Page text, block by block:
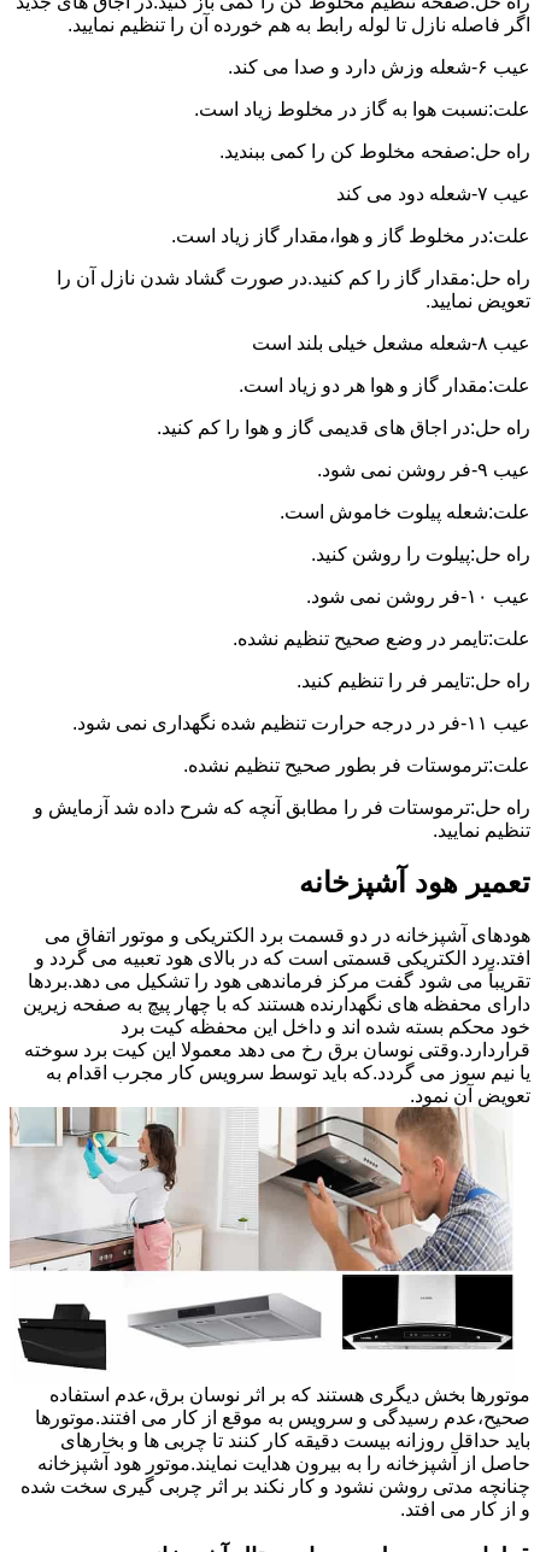
اگر فاصله نازل تا لوله رابط به هم خورده آن را تنظیم نمایید.
عیب ۶-شعله وزش دارد و صدا می کند.
علت:نسبت هوا به گاز در مخلوط زیاد است.
راه حل:صفحه مخلوط کن را کمی ببندید.
عیب ۷-شعله دود می کند
علت:در مخلوط گاز و هوا،مقدار گاز زیاد است.
راه حل:مقدار گاز را کم کنید.در صورت گشاد شدن نازل آن را
تعویض نمایید.
عیب ۸-شعله مشعل خیلی بلند است
علت:مقدار گاز و هوا هر دو زیاد است.
راه حل:در اجاق های قدیمی گاز و هوا را کم کنید.
عیب ۹-فر روشن نمی شود.
علت:شعله پیلوت خاموش است.
راه حل:پیلوت را روشن کنید.
عیب ۱۰-فر روشن نمی شود.
علت:تایمر در وضع صحیح تنظیم نشده.
راه حل:تایمر فر را تنظیم کنید.
عیب ۱۱-فر در درجه حرارت تنظیم شده نگهداری نمی شود.
علت:ترموستات فر بطور صحیح تنظیم نشده.
راه حل:ترموستات فر را مطابق آنچه که شرح داده شد آزمایش و
تنظیم نمایید.
تعمیر هود آشپزخانه
هودهای آشپزخانه در دو قسمت برد الکتریکی و موتور اتفاق می
افتد.برد الکتریکی قسمتی است که در بالای هود تعبیه می گردد و
تقریباً می شود گفت مرکز فرماندهی هود را تشکیل می دهد.بردها
دارای محفظه های نگهدارنده هستند که با چهار پیچ به صفحه زیرین
خود محکم بسته شده اند و داخل این محفظه کیت برد
قراردارد.وقتی نوسان برق رخ می دهد معمولا این کیت برد سوخته
یا نیم سوز می گردد.که باید توسط سرویس کار مجرب اقدام به
تعویض آن نمود.
موتورها بخش دیگری هستند که بر اثر نوسان برق،عدم استفاده
صحیح،عدم رسیدگی و سرویس به موقع از کار می افتند.موتورها
باید حداقل روزانه بیست دقیقه کار کنند تا چربی ها و بخارهای
حاصل از آشپزخانه را به بیرون هدایت نمایند.موتور هود آشپزخانه
چنانچه مدتی روشن نشود و کار نکند بر اثر چربی گیری سخت شده
و از کار می افتد.